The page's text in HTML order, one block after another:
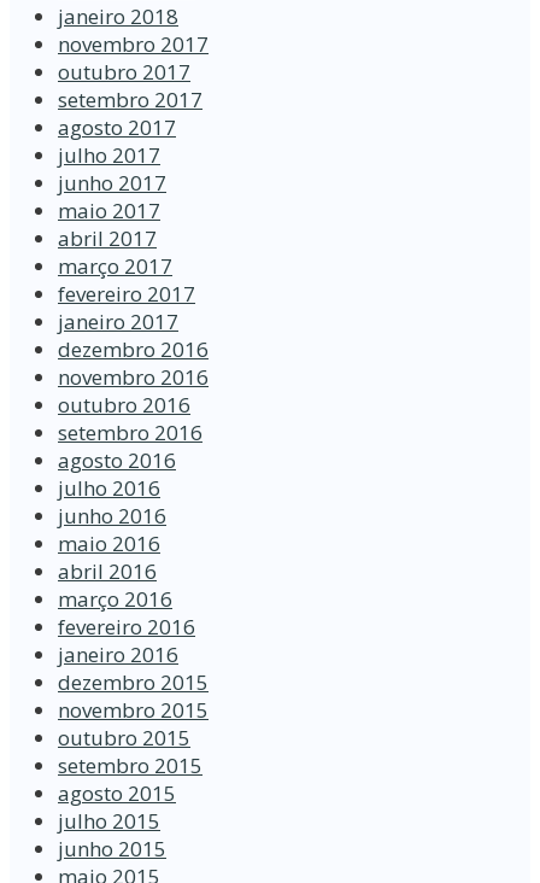
janeiro 2018
novembro 2017
outubro 2017
setembro 2017
agosto 2017
julho 2017
junho 2017
maio 2017
abril 2017
março 2017
fevereiro 2017
janeiro 2017
dezembro 2016
novembro 2016
outubro 2016
setembro 2016
agosto 2016
julho 2016
junho 2016
maio 2016
abril 2016
março 2016
fevereiro 2016
janeiro 2016
dezembro 2015
novembro 2015
outubro 2015
setembro 2015
agosto 2015
julho 2015
junho 2015
maio 2015